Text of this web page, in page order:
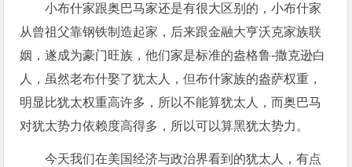
小布什家跟奥巴马家还是有很大区别的，小布什家
从曾祖父靠钢铁制造起家，后来跟金融大亨沃克家族联
姻，遂成为豪门旺族，他们家是标准的盎格鲁-撒克逊白
人，虽然老布什娶了犹太人，但布什家族的盎萨权重，
明显比犹太权重高许多，所以不能算犹太人，而奥巴马
对犹太势力依赖度高得多，所以可以算黑犹太势力。
今天我们在美国经济与政治界看到的犹太人，有点